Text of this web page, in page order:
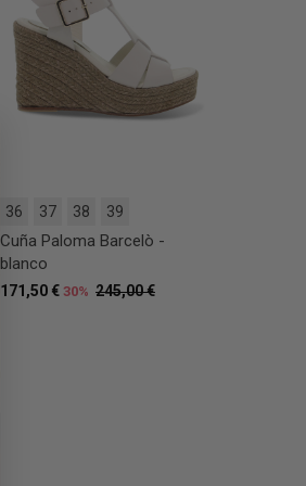
36 37 38 39
Cuña Paloma Barcelò -
blanco
245,00 €
171,50 € 30%